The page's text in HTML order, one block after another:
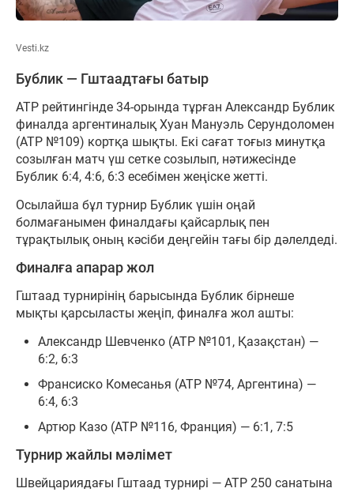
Vesti.kz
Бублик — Гштаадтағы батыр
ATP рейтингінде 34-орында тұрған Александр Бублик
финалда аргентиналық Хуан Мануэль Серундоломен
(ATP №109) кортқа шықты. Екі сағат тоғыз минутқа
созылған матч үш сетке созылып, нәтижесінде
Бублик 6:4, 4:6, 6:3 есебімен жеңіске жетті.
Осылайша бұл турнир Бублик үшін оңай
болмағанымен финалдағы қайсарлық пен
тұрақтылық оның кәсіби деңгейін тағы бір дәлелдеді.
Финалға апарар жол
Гштаад турнирінің барысында Бублик бірнеше
мықты қарсыласты жеңіп, финалға жол ашты:
Александр Шевченко (ATP №101, Қазақстан) —
6:2, 6:3
Франсиско Комесанья (ATP №74, Аргентина) —
6:4, 6:3
Артюр Казо (ATP №116, Франция) — 6:1, 7:5
Турнир жайлы мәлімет
Швейцариядағы Гштаад турнирі — ATP 250 санатына